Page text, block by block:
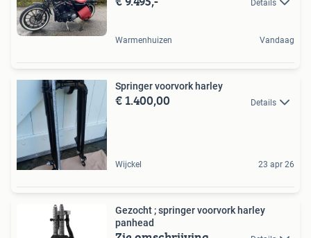
Details
Warmenhuizen Vandaag
Springer voorvork harley
€ 1.400,00 Details
Wijckel 23 apr 26
Gezocht ; springer voorvork harley
panhead